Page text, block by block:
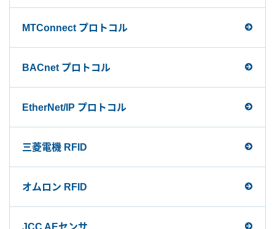
MTConnect プロトコル
BACnet プロトコル
EtherNet/IP プロトコル
三菱電機 RFID
オムロン RFID
JCC AEセンサ